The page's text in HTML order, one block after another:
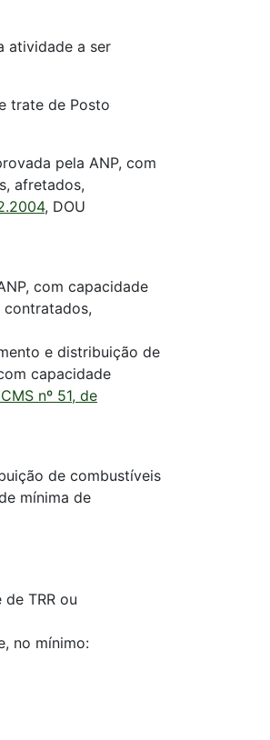
atividade a ser
trate de Posto
pela ANP, com
afretados,
, DOU
com capacidade
e distribuição de
capacidade
nº 51, de
de combustíveis
mínima de
TRR ou
no mínimo: